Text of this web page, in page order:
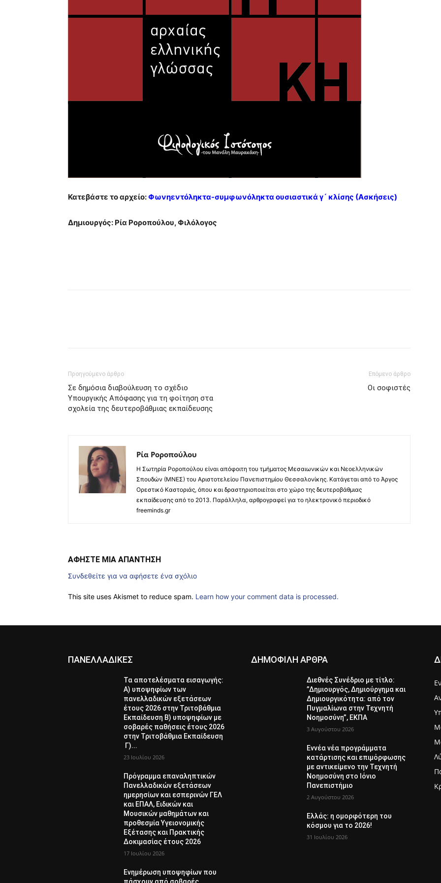
Κατεβάστε το αρχείο: Φωνηεντόληκτα-συμφωνόληκτα ουσιαστικά γ´ κλίσης (Ασκήσεις)
Δημιουργός: Ρία Ροροπούλου, Φιλόλογος
Προηγούμενο άρθρο
Σε δημόσια διαβούλευση το σχέδιο
Υπουργικής Απόφασης για τη φοίτηση στα
σχολεία της δευτεροβάθμιας εκπαίδευσης
Επόμενο άρθρο
Οι σοφιστές
Ρία Ροροπούλου
Η Σωτηρία Ροροπούλου είναι απόφοιτη του τμήματος Μεσαιωνικών και Νεοελληνικών
Σπουδών (ΜΝΕΣ) του Αριστοτελείου Πανεπιστημίου Θεσσαλονίκης. Κατάγεται από το Άργος
Ορεστικό Καστοριάς, όπου και δραστηριοποιείται στο χώρο της δευτεροβάθμιας
εκπαίδευσης από το 2013. Παράλληλα, αρθρογραφεί για το ηλεκτρονικό περιοδικό
freeminds.gr
ΑΦΗΣΤΕ ΜΙΑ ΑΠΑΝΤΗΣΗ
Συνδεθείτε για να αφήσετε ένα σχόλιο
This site uses Akismet to reduce spam. Learn how your comment data is processed.
ΠΑΝΕΛΛΑΔΙΚΕΣ
Τα αποτελέσματα εισαγωγής:
Α) υποψηφίων των
πανελλαδικών εξετάσεων
έτους 2026 στην Τριτοβάθμια
Εκπαίδευση Β) υποψηφίων με
σοβαρές παθήσεις έτους 2026
στην Τριτοβάθμια Εκπαίδευση
Γ)...
23 Ιουλίου 2026
Πρόγραμμα επαναληπτικών
Πανελλαδικών εξετάσεων
ημερησίων και εσπερινών ΓΕΛ
και ΕΠΑΛ, Ειδικών και
Μουσικών μαθημάτων και
προθεσμία Υγειονομικής
Εξέτασης και Πρακτικής
Δοκιμασίας έτους 2026
17 Ιουλίου 2026
Ενημέρωση υποψηφίων που
ΔΗΜΟΦΙΛΗ ΑΡΘΡΑ
Διεθνές Συνέδριο με τίτλο:
”Δημιουργός, Δημιούργημα και
Δημιουργικότητα: από τον
Πυγμαλίωνα στην Τεχνητή
Νοημοσύνη”, ΕΚΠΑ
3 Αυγούστου 2026
Εννέα νέα προγράμματα
κατάρτισης και επιμόρφωσης
με αντικείμενο την Τεχνητή
Νοημοσύνη στο Ιόνιο
Πανεπιστήμιο
2 Αυγούστου 2026
Ελλάς: η ομορφότερη του
κόσμου για το 2026!
31 Ιουλίου 2026